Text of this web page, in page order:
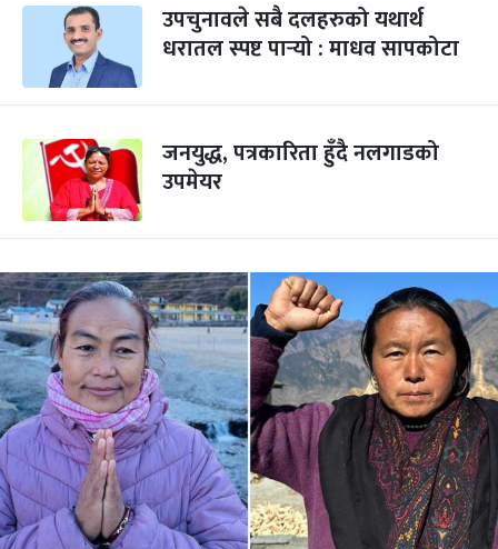
उपचुनावले सबै दलहरुको यथार्थ
धरातल स्पष्ट पार्‍यो : माधव सापकोटा
जनयुद्ध, पत्रकारिता हुँदै नलगाडको
उपमेयर